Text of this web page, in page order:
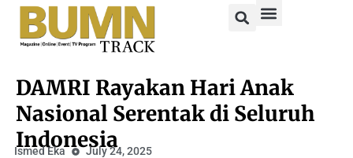
DAMRI Rayakan Hari Anak
Nasional Serentak di Seluruh
Indonesia
Ismed Eka July 24, 2025